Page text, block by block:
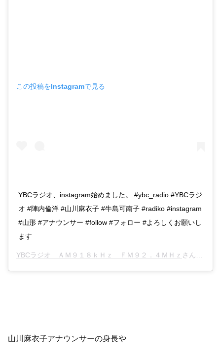
この投稿をInstagramで見る
YBCラジオ、instagram始めました。 #ybc_radio #YBCラジ
オ #陣内倫洋 #山川麻衣子 #牛島可南子 #radiko #instagram
#山形 #アナウンサー #follow #フォロー #よろしくお願いし
ます
YBCラジオ ＡＭ９１８ｋＨｚ ＦＭ９２．４ＭＨｚ さん(@ybc_radio)がシェアした投稿 –
山川麻衣子アナウンサーの身長や